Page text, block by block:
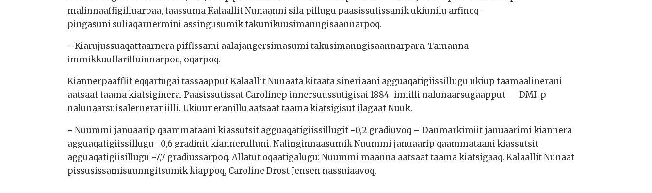
malinnaaffigilluarpaa, taassuma Kalaallit Nunaanni sila pillugu paasissutissanik ukiunilu arfineq-
pingasuni suliaqarnermini assingusumik takunikuusimanngisaannarpoq.
- Kiarujussuaqattaarnera piffissami aalajangersimasumi takusimanngisaannarpara. Tamanna
immikkuullarilluinnarpoq, oqarpoq.
Kiannerpaaffiit eqqartugai tassaapput Kalaallit Nunaata kitaata sineriaani agguaqatigiissillugu ukiup taamaalinerani
aatsaat taama kiatsiginera. Paasissutissat Carolinep innersuussutigisai 1884-imiilli nalunaarsugaapput — DMI-p
nalunaarsuisalerneraniilli. Ukiuuneranillu aatsaat taama kiatsigisut ilagaat Nuuk.
- Nuummi januaarip qaammataani kiassutsit agguaqatigiissillugit -0,2 gradiuvoq – Danmarkimiit januaarimi kiannera
agguaqatigiissillugu -0,6 gradinit kiannerulluni. Nalinginnaasumik Nuummi januaarip qaammataani kiassutsit
agguaqatigiisillugu -7,7 gradiussarpoq. Allatut oqaatigalugu: Nuummi maanna aatsaat taama kiatsigaaq. Kalaallit Nunaat
pissusissamisuunngitsumik kiappoq, Caroline Drost Jensen nassuiaavoq.